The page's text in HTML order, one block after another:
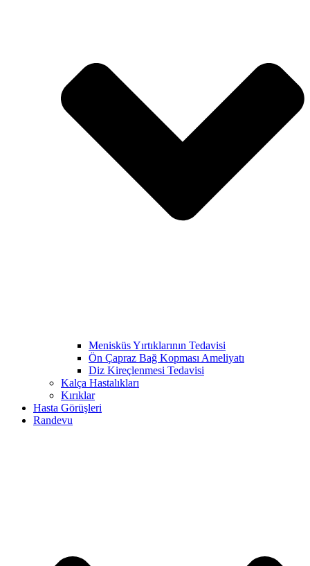
Menisküs Yırtıklarının Tedavisi
Ön Çapraz Bağ Kopması Ameliyatı
Diz Kireçlenmesi Tedavisi
Kalça Hastalıkları
Kırıklar
Hasta Görüşleri
Randevu